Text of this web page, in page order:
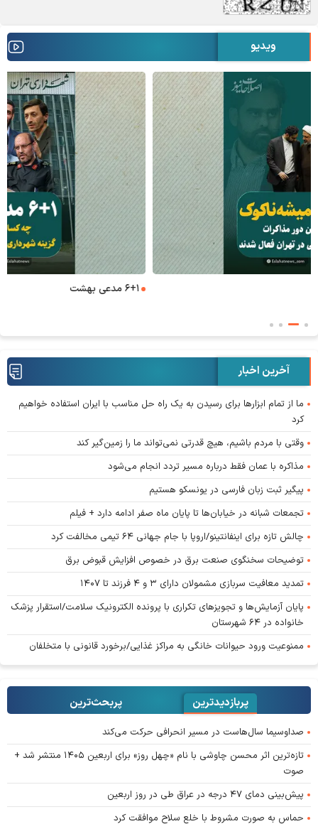
ویدیو
آخرین اخبار
ما از تمام ابزار‌ها برای رسیدن به یک راه حل مناسب با ایران استفاده خواهیم
کرد
وقتی با مردم باشیم، هیچ قدرتی نمی‌تواند ما را زمین‌گیر کند
مذاکره با عمان فقط درباره مسیر تردد انجام می‌شود
پیگیر ثبت زبان فارسی در یونسکو هستیم
تجمعات شبانه در خیابان‌ها تا پایان ماه صفر ادامه دارد + فیلم
چالش تازه برای اینفانتینو/اروپا با جام جهانی ۶۴ تیمی مخالفت کرد
توضیحات سخنگوی صنعت برق در خصوص افزایش قبوض برق
تمدید معافیت سربازی مشمولان دارای ۳ و ۴ فرزند تا ۱۴۰۷
پایان آزمایش‌ها و تجویز‌های تکراری با پرونده الکترونیک سلامت/استقرار پزشک
خانواده در ۶۴ شهرستان
ممنوعیت ورود حیوانات خانگی به مراکز غذایی/برخورد قانونی با متخلفان
پربازدیدترین پربحث‌ترین‌
صداوسیما سال‌هاست در مسیر انحرافی حرکت می‌کند
تازه‌ترین اثر محسن چاوشی با نام «چهل روز» برای اربعین ۱۴۰۵ منتشر شد +
صوت
پیش‌بینی دمای ۴۷ درجه در عراق طی در روز اربعین
حماس به صورت مشروط با خلع سلاح موافقت کرد